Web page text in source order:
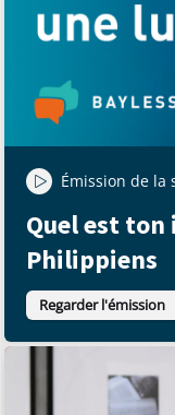
Émission de la
Quel est ton
Philippiens
Regarder l'émission